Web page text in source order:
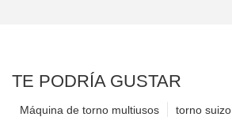
TE PODRÍA GUSTAR
torno suizo
Máquina de torno multiusos